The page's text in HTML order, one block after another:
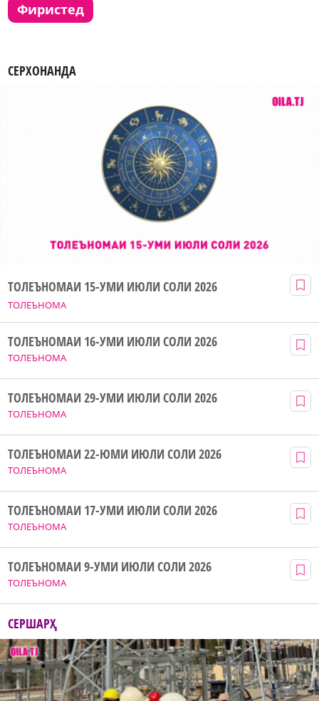
фиристед
СЕРХОНАНДА
ТОЛЕЪНОМА
ТОЛЕЪНОМАИ 15-УМИ ИЮЛИ СОЛИ 2026
ТОЛЕЪНОМА
ТОЛЕЪНОМАИ 16-УМИ ИЮЛИ СОЛИ 2026
ТОЛЕЪНОМА
ТОЛЕЪНОМАИ 29-УМИ ИЮЛИ СОЛИ 2026
ТОЛЕЪНОМА
ТОЛЕЪНОМАИ 22-ЮМИ ИЮЛИ СОЛИ 2026
ТОЛЕЪНОМА
ТОЛЕЪНОМАИ 17-УМИ ИЮЛИ СОЛИ 2026
ТОЛЕЪНОМА
ТОЛЕЪНОМАИ 9-УМИ ИЮЛИ СОЛИ 2026
СЕРШАРҲ